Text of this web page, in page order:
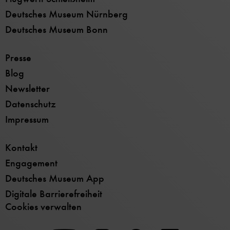
Deutsches Museum Nürnberg
Deutsches Museum Bonn
Presse
Blog
Newsletter
Datenschutz
Impressum
Kontakt
Engagement
Deutsches Museum App
Digitale Barrierefreiheit
Cookies verwalten